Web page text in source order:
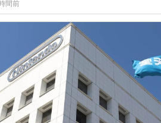
ス
ね
数
間前